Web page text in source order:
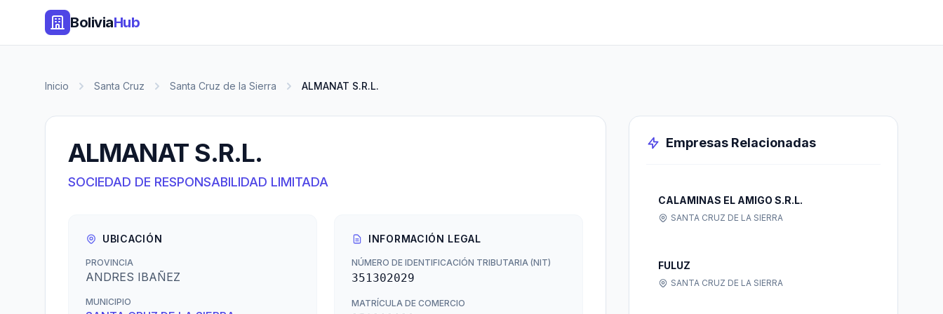
BoliviaHub
Inicio Santa Cruz Santa Cruz de la Sierra ALMANAT S.R.L.
ALMANAT S.R.L.
SOCIEDAD DE RESPONSABILIDAD LIMITADA
UBICACIÓN
PROVINCIA
ANDRES IBAÑEZ
MUNICIPIO
INFORMACIÓN LEGAL
NÚMERO DE IDENTIFICACIÓN TRIBUTARIA (NIT)
351302029
MATRÍCULA DE COMERCIO
Empresas Relacionadas
CALAMINAS EL AMIGO S.R.L.
SANTA CRUZ DE LA SIERRA
FULUZ
SANTA CRUZ DE LA SIERRA